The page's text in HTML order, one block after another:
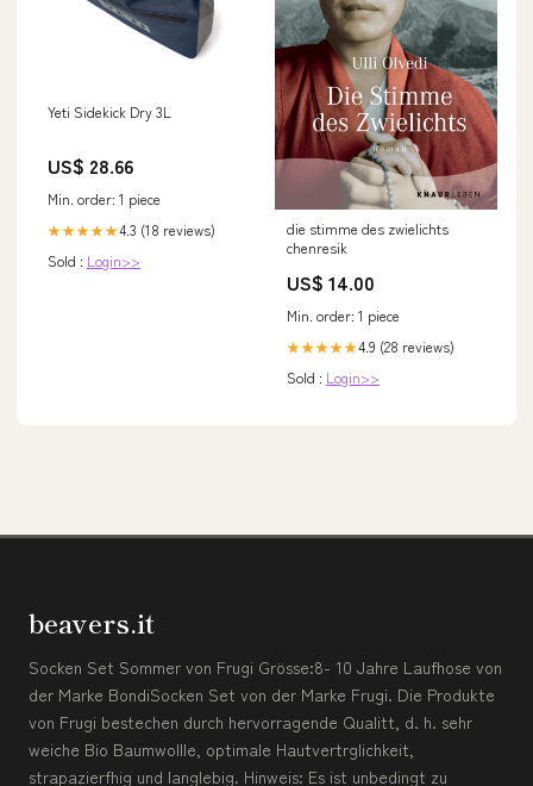
Yeti Sidekick Dry 3L
US$ 28.66
Min. order: 1 piece
★★★★★4.3 (18 reviews)
Sold : Login>>
die stimme des zwielichts
chenresik
US$ 14.00
Min. order: 1 piece
★★★★★4.9 (28 reviews)
Sold : Login>>
beavers.it
Socken Set Sommer von Frugi Grösse:8- 10 Jahre Laufhose von
der Marke BondiSocken Set von der Marke Frugi. Die Produkte
von Frugi bestechen durch hervorragende Qualitt, d. h. sehr
weiche Bio Baumwollle, optimale Hautvertrglichkeit,
strapazierfhig und langlebig. Hinweis: Es ist unbedingt zu